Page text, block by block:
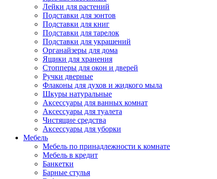
Лейки для растений
Подставки для зонтов
Подставки для книг
Подставки для тарелок
Подставки для украшений
Органайзеры для дома
Ящики для хранения
Стопперы для окон и дверей
Ручки дверные
Флаконы для духов и жидкого мыла
Шкуры натуральные
Аксессуары для ванных комнат
Аксессуары для туалета
Чистящие средства
Аксессуары для уборки
Мебель
Мебель по принадлежности к комнате
Мебель в кредит
Банкетки
Барные стулья